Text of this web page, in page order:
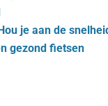
je aan de
gezond fietsen